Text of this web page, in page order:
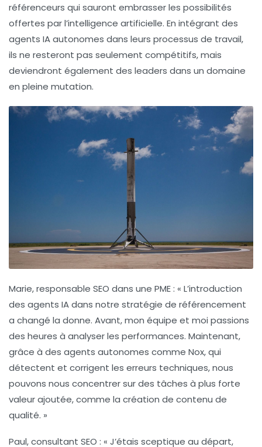
référenceurs qui sauront embrasser les possibilités
offertes par l’intelligence artificielle. En intégrant des
agents IA autonomes dans leurs processus de travail,
ils ne resteront pas seulement compétitifs, mais
deviendront également des leaders dans un domaine
en pleine mutation.
Marie, responsable SEO dans une PME : « L’introduction
des agents IA dans notre stratégie de référencement
a changé la donne. Avant, mon équipe et moi passions
des heures à analyser les performances. Maintenant,
grâce à des agents autonomes comme Nox, qui
détectent et corrigent les erreurs techniques, nous
pouvons nous concentrer sur des tâches à plus forte
valeur ajoutée, comme la création de contenu de
qualité. »
Paul, consultant SEO : « J’étais sceptique au départ,